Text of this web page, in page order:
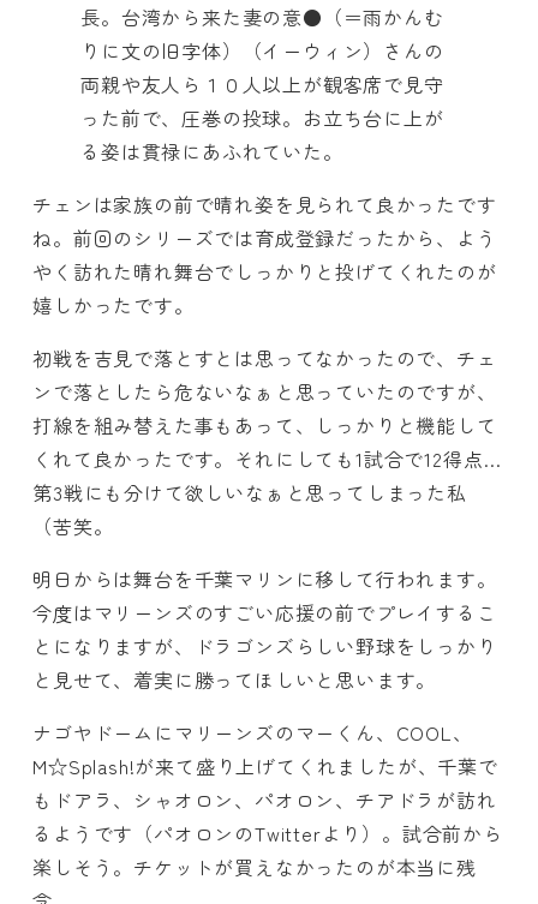
長。台湾から来た妻の意●（＝雨かんむ
りに文の旧字体）（イーウィン）さんの
両親や友人ら１０人以上が観客席で見守
った前で、圧巻の投球。お立ち台に上が
る姿は貫禄にあふれていた。
チェンは家族の前で晴れ姿を見られて良かったです
ね。前回のシリーズでは育成登録だったから、よう
やく訪れた晴れ舞台でしっかりと投げてくれたのが
嬉しかったです。
初戦を吉見で落とすとは思ってなかったので、チェ
ンで落としたら危ないなぁと思っていたのですが、
打線を組み替えた事もあって、しっかりと機能して
くれて良かったです。それにしても1試合で12得点…
第3戦にも分けて欲しいなぁと思ってしまった私
（苦笑。
明日からは舞台を千葉マリンに移して行われます。
今度はマリーンズのすごい応援の前でプレイするこ
とになりますが、ドラゴンズらしい野球をしっかり
と見せて、着実に勝ってほしいと思います。
ナゴヤドームにマリーンズのマーくん、COOL、
M☆Splash!が来て盛り上げてくれましたが、千葉で
もドアラ、シャオロン、パオロン、チアドラが訪れ
るようです（パオロンのTwitterより）。試合前から
楽しそう。チケットが買えなかったのが本当に残